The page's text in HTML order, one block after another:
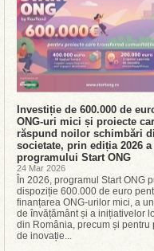
Investiție de 600.000 de
ONG-uri mici și proiecte
răspund noilor schimbări
societate, prin ediția 2026 a
programului Start ONG
24 Mar 2026
În 2026, programul Start ONG
dispoziție 600.000 de euro
finanțarea ONG-urilor mici, a
de învățământ și a inițiativelor
din România, precum și pentru
de inovație...